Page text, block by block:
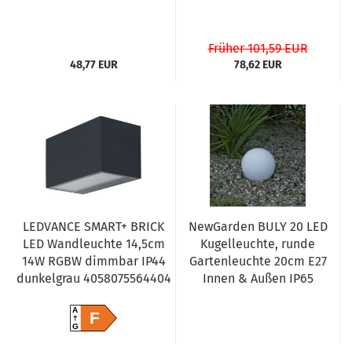
48,77 EUR
Früher 101,59 EUR
78,62 EUR
LEDVANCE SMART+ BRICK
LED Wandleuchte 14,5cm
14W RGBW dimmbar IP44
dunkelgrau 4058075564404
A
GF
NewGarden BULY 20 LED
Kugelleuchte, runde
Gartenleuchte 20cm E27
Innen & Außen IP65